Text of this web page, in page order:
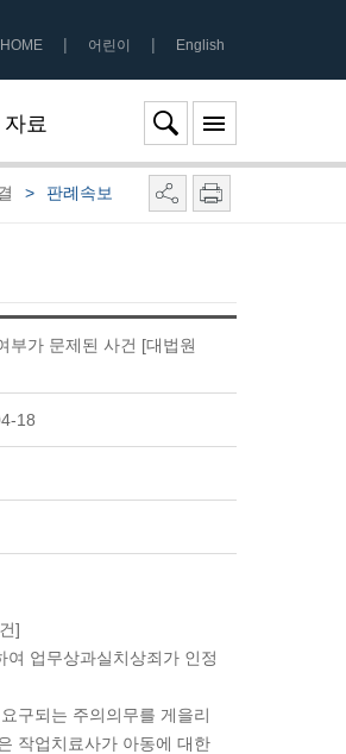
HOME | 어린이 | English
자료
> 판례속보
부가 문제된 사건 [대법원
18
]
업무상과실치상죄가 인정
구되는 주의의무를 게을리
작업치료사가 아동에 대한